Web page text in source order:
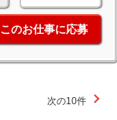
このお仕事に応募
次の10件